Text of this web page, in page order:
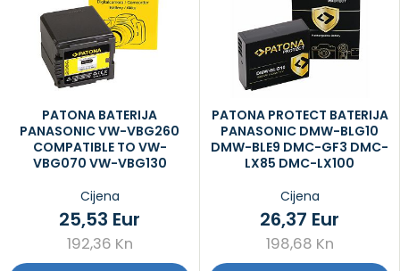
PATONA BATERIJA
PANASONIC VW-VBG260
COMPATIBLE TO VW-
VBG070 VW-VBG130
Cijena
192,36 Kn
25,53 Eur
PATONA PROTECT BATERIJA
PANASONIC DMW-BLG10
DMW-BLE9 DMC-GF3 DMC-
LX85 DMC-LX100
Cijena
198,68 Kn
26,37 Eur